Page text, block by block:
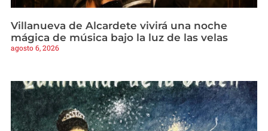
Villanueva de Alcardete vivirá una noche
mágica de música bajo la luz de las velas
agosto 6, 2026